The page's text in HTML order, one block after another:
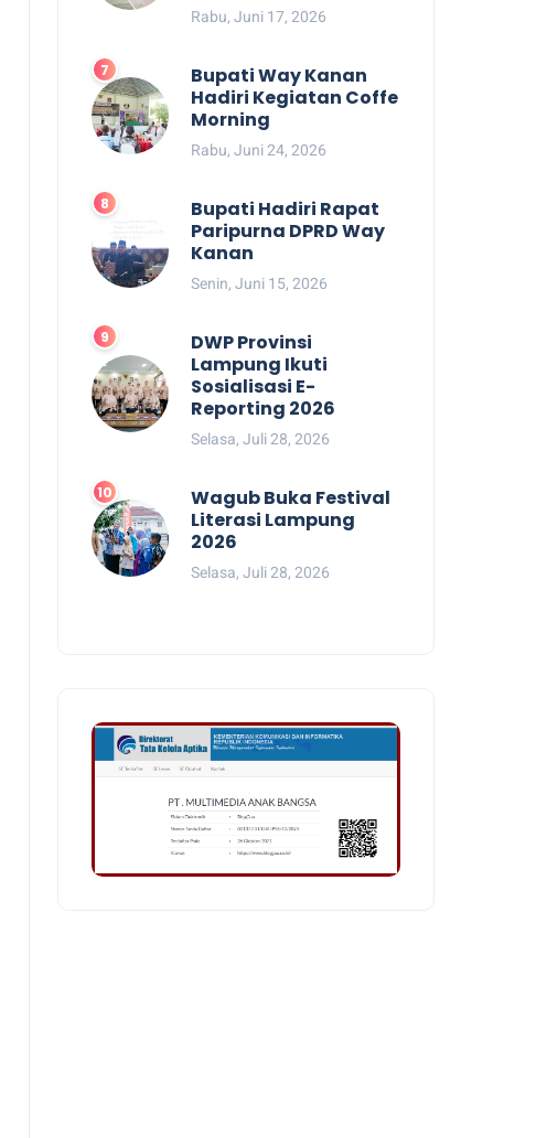
Rabu, Juni 17, 2026
Bupati Way Kanan
Hadiri Kegiatan Coffe
Morning
Rabu, Juni 24, 2026
Bupati Hadiri Rapat
Paripurna DPRD Way
Kanan
Senin, Juni 15, 2026
DWP Provinsi
Lampung Ikuti
Sosialisasi E-
Reporting 2026
Selasa, Juli 28, 2026
Wagub Buka Festival
Literasi Lampung
2026
Selasa, Juli 28, 2026